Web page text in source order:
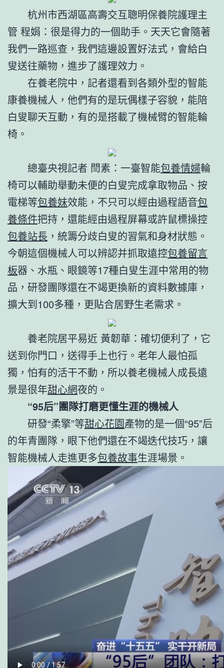
杭州市西湖區高壽交互聰明保養院護理主
管 程娟：很是得力的一個助手。天天它會隨著
我們一路巡查，我們這邊設置好法式，會給白
叟送往藥物，進步了護理效力。
在養老院中，記者還看到各類外型的智能
康養機械人，他們有的是玩偶樣子容貌，能陪
白叟聊天互動，有的是搭載了機械臂的智能輪
椅。
總臺央視記者 閆素：一臺智能包養情婦輪
椅可以輔助舉動未便的白叟完成拿取物品、按
電梯等包養妹效能，不只可以經由過程語音包
養條件把持，還能經由過程屏幕或許鼠標操控
包養站長 ，統籌分歧白叟的習氣和身材狀態。
今朝這個機械人可以辨認并抓取遠控包養留言
板器、水瓶、眼鏡等17種白叟生涯中常用的物
品，研發團隊還在不竭更換新的資料數據庫，
擴大到100多種，更貼合居野生老需求。
養老院居平易近 黃韌華：確切便利了，它
送到你門口，送得手上也行。老年人最怕孤
獨，怕有的活干不動，所以養老機械人成長遠
景是很年甜心網夜的。
“95后”團隊打磨更懂生涯的機械人
研發“柔擎”等甜心花園產物的是一個“95”后
的年青團隊，眼下他們還在不竭迭代技巧，讓
智能機械人走進更多包養故事生涯場景。